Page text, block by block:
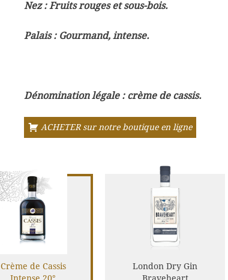
Nez : Fruits rouges et sous-bois.
Palais : Gourmand, intense.
Dénomination légale : crème de cassis.
ACHETER sur notre boutique en ligne
Crème de Cassis
London Dry Gin